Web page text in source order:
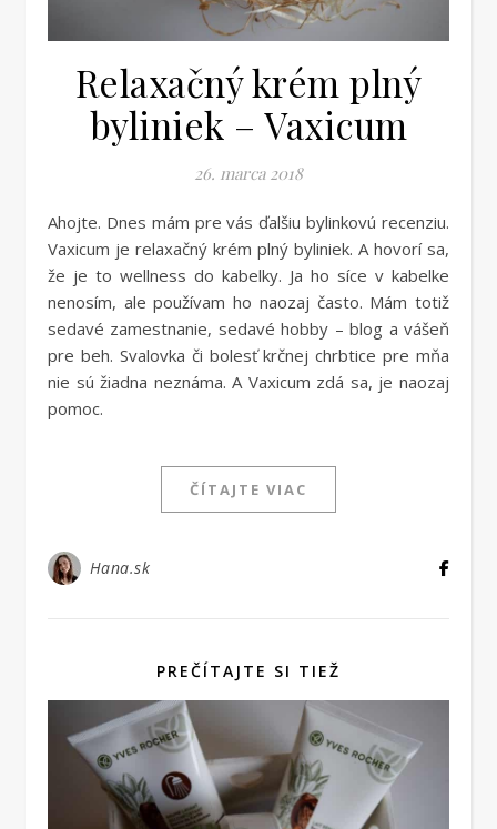
Relaxačný krém plný
byliniek – Vaxicum
26. marca 2018
Ahojte. Dnes mám pre vás ďalšiu bylinkovú recenziu.
Vaxicum je relaxačný krém plný byliniek. A hovorí sa,
že je to wellness do kabelky. Ja ho síce v kabelke
nenosím, ale používam ho naozaj často. Mám totiž
sedavé zamestnanie, sedavé hobby – blog a vášeň
pre beh. Svalovka či bolesť krčnej chrbtice pre mňa
nie sú žiadna neznáma. A Vaxicum zdá sa, je naozaj
pomoc.
ČÍTAJTE VIAC
Hana.sk
PREČÍTAJTE SI TIEŽ